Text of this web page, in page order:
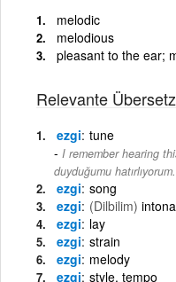
melodic
melodious
pleasant to the ear;
Relevante
ezgi tune
I remember hearing
duyduğumu hatırlıyorum.
ezgi song
ezgi (Dilbilim)
ezgi lay
ezgi strain
ezgi melody
ezgi style, tempo